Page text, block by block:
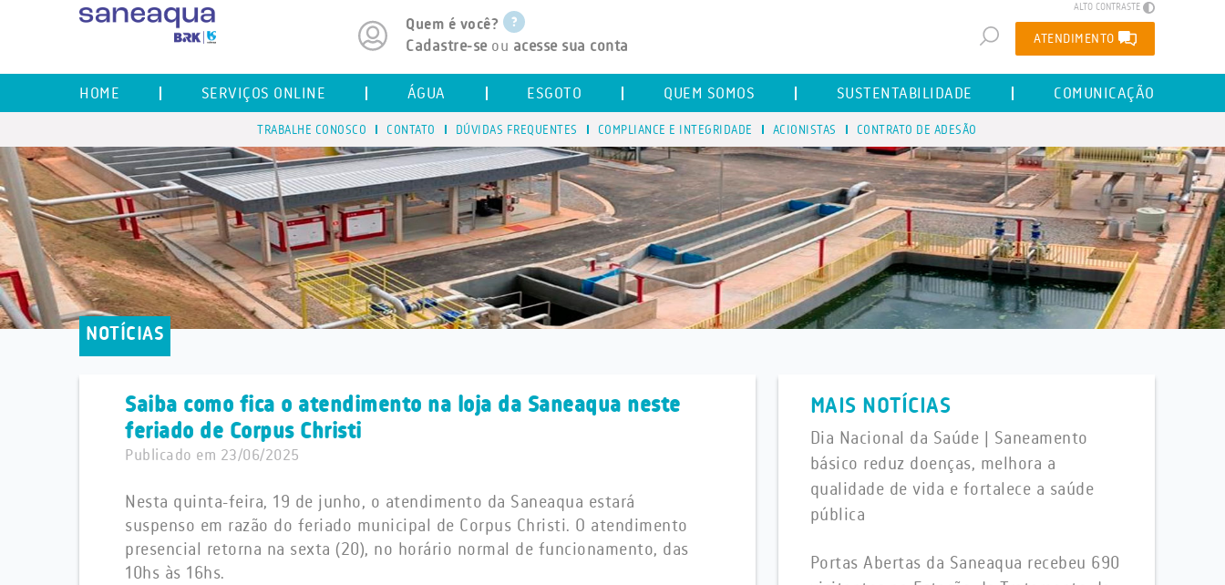
ALTO CONTRASTE
Quem é você?
Cadastre-seou acesse sua conta ATENDIMENTO
HOME SERVIÇOS ONLINE ÁGUA ESGOTO QUEM SOMOS SUSTENTABILIDADE COMUNICAÇÃO
TRABALHE CONOSCO CONTATO DÚVIDAS FREQUENTES COMPLIANCE E INTEGRIDADE ACIONISTAS CONTRATO DE ADESÃO
NOTÍCIAS
Saiba como fica o atendimento na loja da Saneaqua neste
feriado de Corpus Christi
Publicado em 23/06/2025
Nesta quinta-feira, 19 de junho, o atendimento da Saneaqua estará
suspenso em razão do feriado municipal de Corpus Christi. O atendimento
presencial retorna na sexta (20), no horário normal de funcionamento, das
10hs às 16hs.
MAIS NOTÍCIAS
Dia Nacional da Saúde | Saneamento
básico reduz doenças, melhora a
qualidade de vida e fortalece a saúde
pública
Portas Abertas da Saneaqua recebeu 690